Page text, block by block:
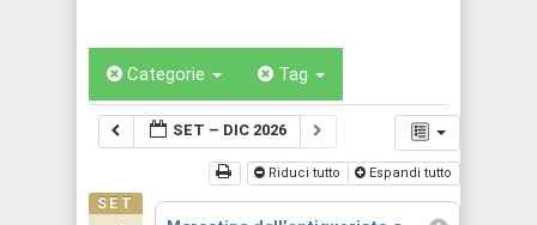
Categorie Tag
SET – DIC 2026
Riduci tutto Espandi tutto
SET